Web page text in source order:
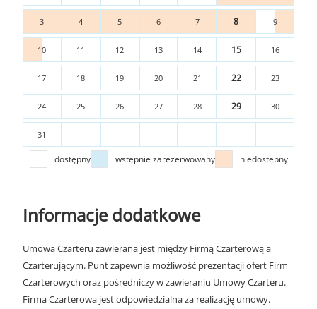
3 4 5 6 7 8 9
10 11 12 13 14 15 16
17 18 19 20 21 22 23
24 25 26 27 28 29 30
31
dostępny wstępnie zarezerwowany niedostępny
Informacje dodatkowe
Umowa Czarteru zawierana jest między Firmą Czarterową a
Czarterującym. Punt zapewnia możliwość prezentacji ofert Firm
Czarterowych oraz pośredniczy w zawieraniu Umowy Czarteru.
Firma Czarterowa jest odpowiedzialna za realizację umowy.